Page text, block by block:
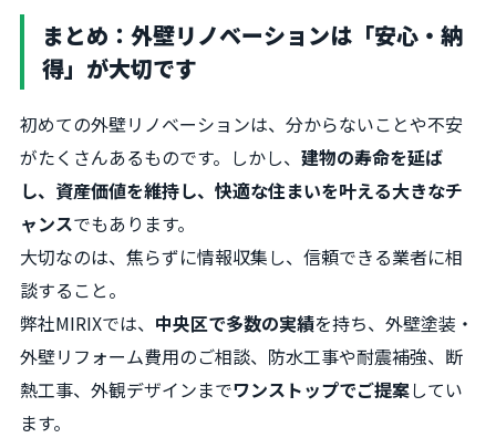
まとめ：外壁リノベーションは「安心・納
得」が大切です
初めての外壁リノベーションは、分からないことや不安
がたくさんあるものです。しかし、 建物の寿命を延ば
し、資産価値を維持し、快適な住まいを叶える大きなチ
ャンスでもあります。
大切なのは、焦らずに情報収集し、信頼できる業者に相
談すること。
弊社MIRIXでは、 中央区で多数の実績を持ち、外壁塗装・
外壁リフォーム費用のご相談、防水工事や耐震補強、断
熱工事、外観デザインまでワンストップでご提案してい
ます。